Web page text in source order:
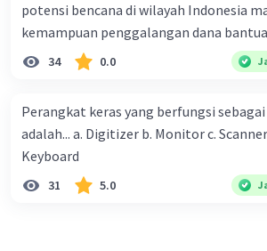
potensi bencana di wilayah Indonesia
kemampuan penggalangan dana
makin tinggi c. pemahaman pendidikan
kepada masyarakat masih rendah d.
bencana e. kepercayaan pemerintah
mampu mengatasi bencana
34 0.0
Perangkat keras yang berfungsi
adalah... a. Digitizer b. Monitor c.
Keyboard
31 5.0